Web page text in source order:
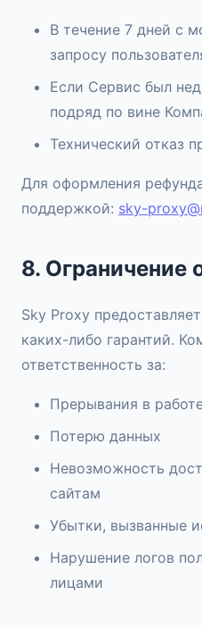
В течение 7 дней с
запросу
Если Сервис был
подряд по вине
Технический отказ
Для оформления
поддержкой: sky-
8. Ограничение
Sky Proxy
каких-либо гарантий.
ответственность за:
Прерывания в
Потерю данных
Невозможность
сайтам
Убытки, вызванные
Нарушение логов
лицами